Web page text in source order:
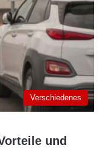
Verschiedenes
und